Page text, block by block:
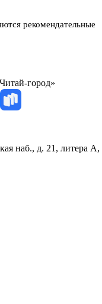
рекомендательные
город»
наб., д. 21, литера А,